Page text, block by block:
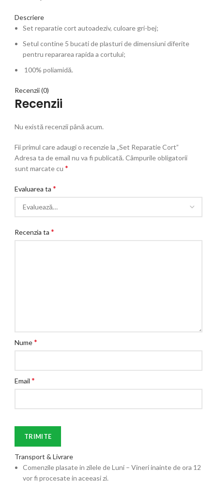
Descriere
Set reparatie cort autoadeziv, culoare gri-bej;
Setul contine 5 bucati de plasturi de dimensiuni diferite
pentru repararea rapida a cortului;
100% poliamidă.
Recenzii (0)
Recenzii
Nu există recenzii până acum.
Fii primul care adaugi o recenzie la „Set Reparatie Cort”
Adresa ta de email nu va fi publicată. Câmpurile obligatorii
sunt marcate cu *
Evaluarea ta *
Recenzia ta *
Nume*
Email *
Transport & Livrare
Comenzile plasate in zilele de Luni – Vineri inainte de ora 12
vor fi procesate in aceeasi zi.